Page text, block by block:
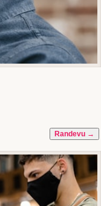
Randevu →